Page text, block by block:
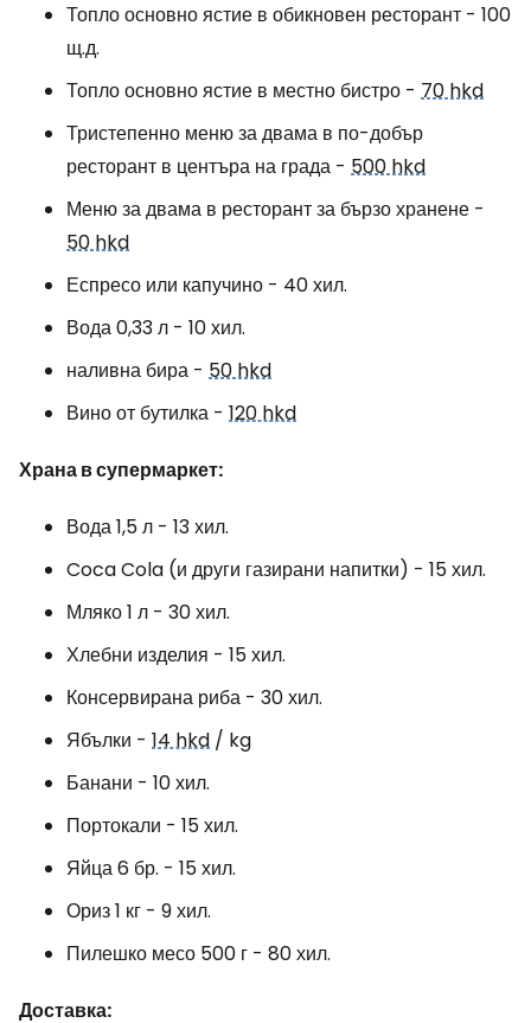
Топло основно ястие в обикновен ресторант - 100
щ.д.
Топло основно ястие в местно бистро - 70 hkd
Тристепенно меню за двама в по-добър
ресторант в центъра на града - 500 hkd
Меню за двама в ресторант за бързо хранене -
50 hkd
Еспресо или капучино - 40 хил.
Вода 0,33 л - 10 хил.
наливна бира - 50 hkd
Вино от бутилка - 120 hkd
Храна в супермаркет:
Вода 1,5 л - 13 хил.
Coca Cola (и други газирани напитки) - 15 хил.
Мляко 1 л - 30 хил.
Хлебни изделия - 15 хил.
Консервирана риба - 30 хил.
Ябълки - 14 hkd / kg
Банани - 10 хил.
Портокали - 15 хил.
Яйца 6 бр. - 15 хил.
Ориз 1 кг - 9 хил.
Пилешко месо 500 г - 80 хил.
Доставка: